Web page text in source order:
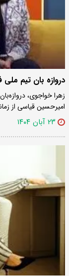
دروازه بان تیم
زهرا خواجوی،
امیرحسین قیاسی از
۲۳ آبان ۱۴۰۴